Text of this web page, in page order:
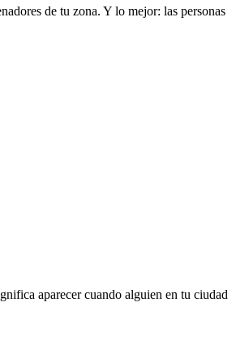
de tu zona. Y lo mejor: las personas
aparecer cuando alguien en tu ciudad